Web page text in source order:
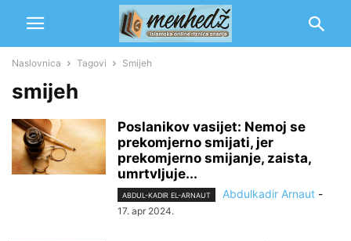
Naslovnica Tagovi Smijeh
smijeh
Poslanikov vasijet: Nemoj se
prekomjerno smijati, jer
prekomjerno smijanje, zaista,
umrtvljuje...
ABDUL-KADIR EL-ARNAUT Abdulkadir Arnaut -
17. apr 2024.